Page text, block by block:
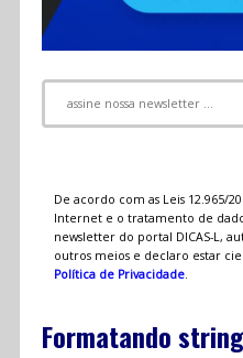
De acordo com as Leis 12.965/
Internet e o tratamento de
newsletter do portal DICAS-L,
outros meios e declaro estar
Política de Privacidade.
Formatando